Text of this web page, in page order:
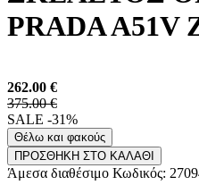
PRADA A51V
262.00 €
375.00 €
SALE -31%
Θέλω και φακούς
ΠΡΟΣΘΗΚΗ ΣΤΟ ΚΑΛΑΘΙ
Άμεσα διαθέσιμο Κωδικός: